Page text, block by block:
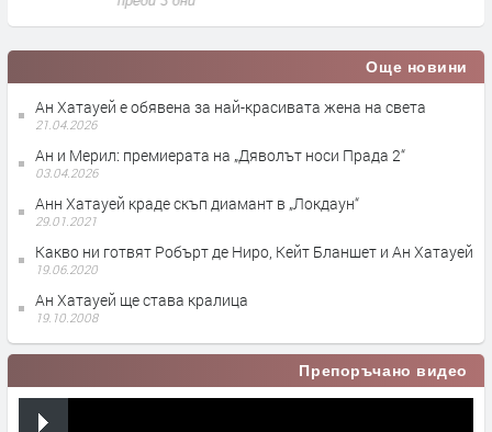
Още новини
Ан Хатауей е обявена за най-красивата жена на света
21.04.2026
Ан и Мерил: премиерата на „Дяволът носи Прада 2“
03.04.2026
Анн Хатауей краде скъп диамант в „Локдаун“
29.01.2021
Какво ни готвят Робърт де Ниро, Кейт Бланшет и Ан Хатауей
19.06.2020
Ан Хатауей ще става кралица
19.10.2008
Препоръчано видео